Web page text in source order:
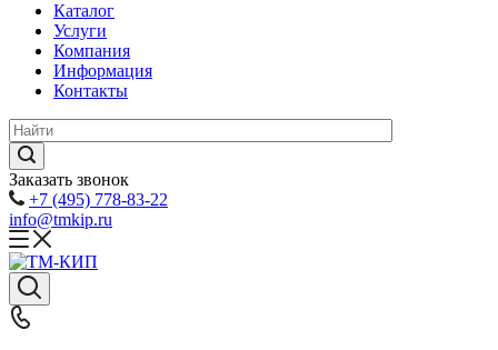
Каталог
Услуги
Компания
Информация
Контакты
Заказать звонок
+7 (495) 778-83-22
info@tmkip.ru